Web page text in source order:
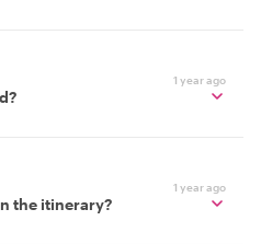
1 year ago
1 year ago
the itinerary?